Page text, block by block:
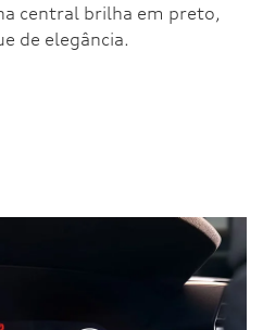
central brilha em preto,
de elegância.